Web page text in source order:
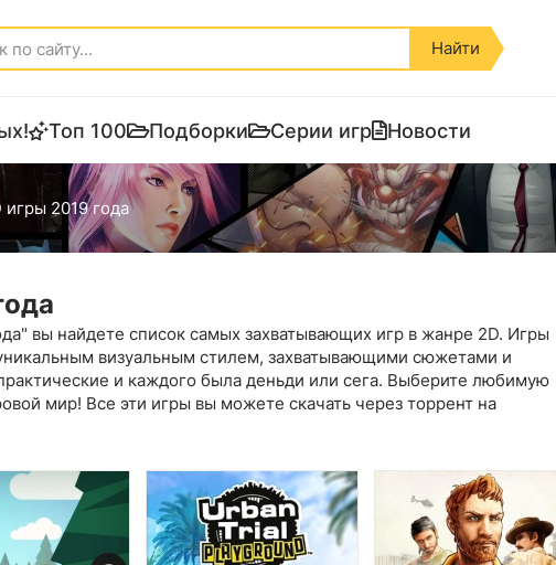
Найти
Топ 100 Подборки Серии игр Новости
2019 года
вы найдете список самых захватывающих игр в жанре 2D. Игры
визуальным стилем, захватывающими сюжетами и
и каждого была деньди или сега. Выберите любимую
мир! Все эти игры вы можете скачать через торрент на